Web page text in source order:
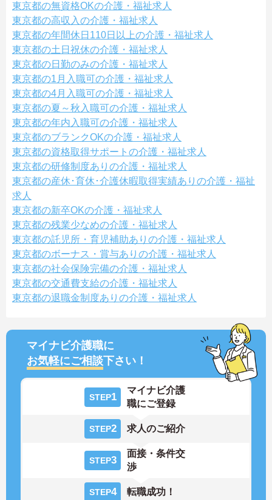
東京都の無資格OKの介護・福祉求人
東京都の高収入の介護・福祉求人
東京都の年間休日110日以上の介護・福祉求人
東京都の土日祝休の介護・福祉求人
東京都の日勤のみの介護・福祉求人
東京都の1月入職可の介護・福祉求人
東京都の4月入職可の介護・福祉求人
東京都の夏～秋入職可の介護・福祉求人
東京都の年内入職可の介護・福祉求人
東京都のブランクOKの介護・福祉求人
東京都の資格取得サポートの介護・福祉求人
東京都の研修制度ありの介護・福祉求人
東京都の産休･育休･介護休暇取得実績ありの介護・福祉
求人
東京都の新卒OKの介護・福祉求人
東京都の残業少なめの介護・福祉求人
東京都の託児所・育児補助ありの介護・福祉求人
東京都のボーナス・賞与ありの介護・福祉求人
東京都の社会保険完備の介護・福祉求人
東京都の交通費支給の介護・福祉求人
東京都の退職金制度ありの介護・福祉求人
マイナビ介護職に
お気軽にご相談下さい！
STEP1
マイナビ介護
職にご登録
STEP2 求人のご紹介
STEP3
面接・条件交
渉
STEP4 転職成功！